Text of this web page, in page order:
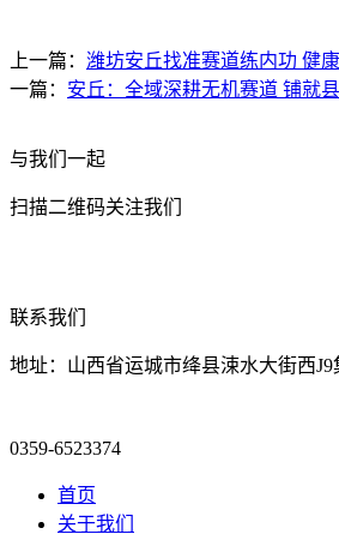
上一篇： 潍坊安丘找准赛道练内功 健
一篇： 安丘：全域深耕无机赛道 铺就
与我们一起
扫描二维码关注我们
联系我们
地址：山西省运城市绛县涑水大街西J9
0359-6523374
首页
关于我们